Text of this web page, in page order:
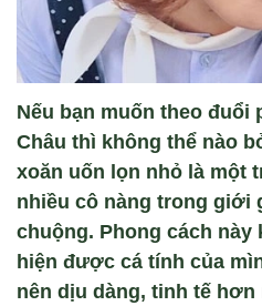
Nếu bạn muốn theo đuổi
Châu thì không thể nào
xoăn uốn lọn nhỏ là một
nhiều cô nàng trong giới
chuộng. Phong cách
hiện được cá tính của
nên dịu dàng, tinh tế hơn